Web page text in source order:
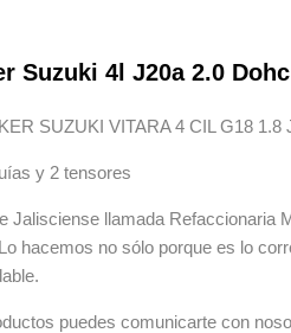
Suzuki 4l J20a 2.0
SUZUKI VITARA 4 CIL G18 1.8
y 2 tensores
Jalisciense llamada
hacemos no sólo porque es lo
puedes comunicarte con